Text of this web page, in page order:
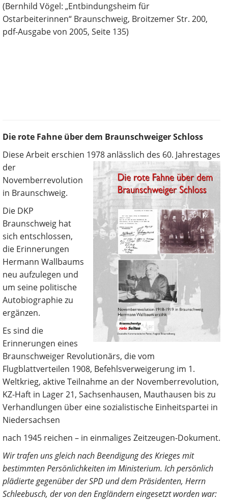
(Bernhild Vögel: „Entbindungsheim für
Ostarbeiterinnen“ Braunschweig, Broitzemer Str. 200,
pdf-Ausgabe von 2005, Seite 135)
Die rote Fahne über dem Braunschweiger Schloss
Diese Arbeit erschien 1978 anlässlich des 60. Jahrestages
der
Novemberrevolution
in Braunschweig.
Die DKP
Braunschweig hat
sich entschlossen,
die Erinnerungen
Hermann Wallbaums
neu aufzulegen und
um seine politische
Autobiographie zu
ergänzen.
Es sind die
Erinnerungen eines
Braunschweiger Revolutionärs, die vom
Flugblattverteilen 1908, Befehlsverweigerung im 1.
Weltkrieg, aktive Teilnahme an der Novemberrevolution,
KZ-Haft in Lager 21, Sachsenhausen, Mauthausen bis zu
Verhandlungen über eine sozialistische Einheitspartei in
Niedersachsen
nach 1945 reichen – in einmaliges Zeitzeugen-Dokument.
Wir trafen uns gleich nach Beendigung des Krieges mit
bestimmten Persönlichkeiten im Ministerium. Ich persönlich
plädierte gegenüber der SPD und dem Präsidenten, Herrn
Schleebusch, der von den Engländern eingesetzt worden war: